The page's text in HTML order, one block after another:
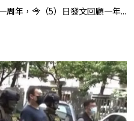
周年，今（5）日發文回顧一年...